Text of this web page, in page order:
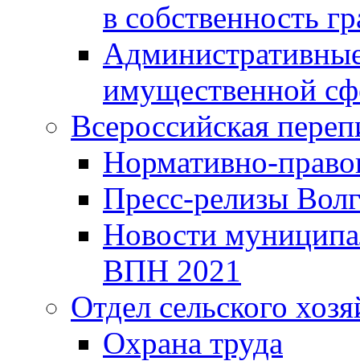
в собственность
имущественной
Всероссийская
Нормативно-
Пресс-релизы
Новости
ВПН 2021
Отдел сельского
Охрана труда